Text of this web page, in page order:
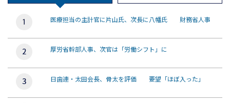
医療担当の主計官に片山氏、次長に八幡氏 財務省人事
厚労省幹部人事、次官は「労働シフト」に
日歯連・太田会長、骨太を評価 要望「ほぼ入った」